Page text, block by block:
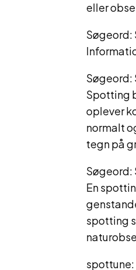
eller
Søgeord:
Spotting
oplever
normalt
tegn på
Søgeord:
En
spotting
spottune: